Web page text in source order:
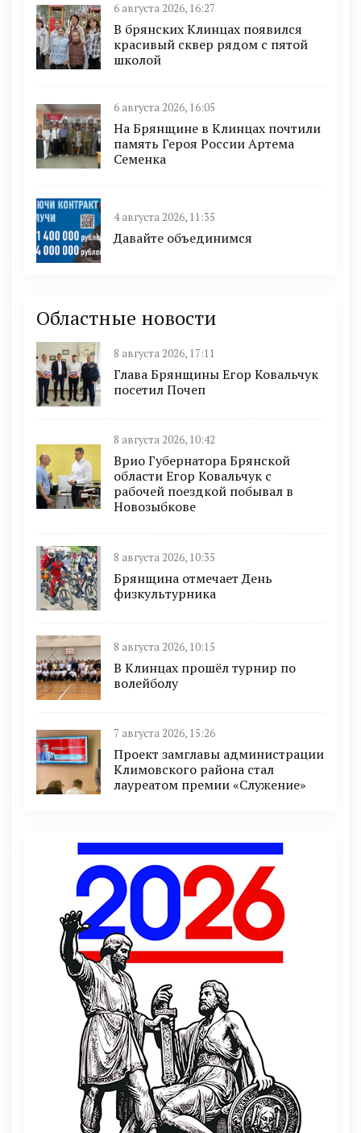
6 августа 2026, 16:27
В брянских Клинцах появился
красивый сквер рядом с пятой
школой
6 августа 2026, 16:05
На Брянщине в Клинцах почтили
память Героя России Артема
Семенка
4 августа 2026, 11:35
Давайте объединимся
Областные новости
8 августа 2026, 17:11
Глава Брянщины Егор Ковальчук
посетил Почеп
8 августа 2026, 10:42
Врио Губернатора Брянской
области Егор Ковальчук с
рабочей поездкой побывал в
Новозыбкове
8 августа 2026, 10:35
Брянщина отмечает День
физкультурника
8 августа 2026, 10:15
В Клинцах прошёл турнир по
волейболу
7 августа 2026, 15:26
Проект замглавы администрации
Климовского района стал
лауреатом премии «Служение»